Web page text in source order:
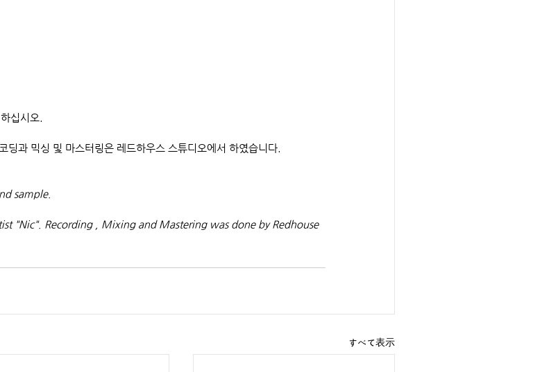
십시오.
과 믹싱 및 마스터링은 레드하우스 스튜디오에서 하였습니다.
sample.
"Nic". Recording , Mixing and Mastering was done by Redhouse
すべて表示